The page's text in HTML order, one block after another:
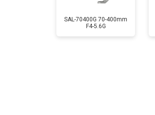
SAL-70400G 70-400mm
F4-5.6G